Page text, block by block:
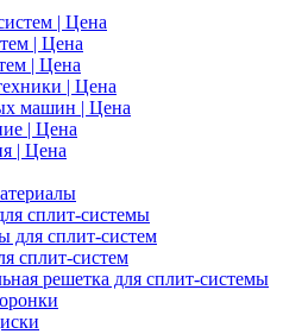
| Цена
| Цена
| Цена
| Цена
машин | Цена
| Цена
| Цена
сплит-системы
для сплит-систем
сплит-систем
решетка для сплит-системы